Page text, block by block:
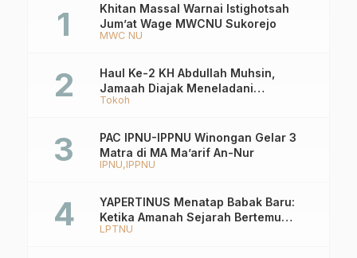
MWC NU
Khitan Massal Warnai Istighotsah
Jum’at Wage MWCNU Sukorejo
Tokoh
Haul Ke-2 KH Abdullah Muhsin,
Jamaah Diajak Meneladani
Keistiqamahan
IPNU IPPNU
PAC IPNU-IPPNU Winongan Gelar 3
Matra di MA Ma’arif An-Nur
LPTNU
YAPERTINUS Menatap Babak Baru:
Ketika Amanah Sejarah Bertemu
Ekosistem PTNU